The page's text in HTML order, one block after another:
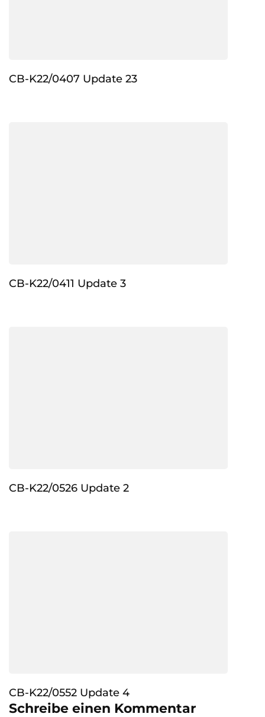
CB-K22/0407 Update 23
CB-K22/0411 Update 3
CB-K22/0526 Update 2
CB-K22/0552 Update 4
Schreibe einen Kommentar